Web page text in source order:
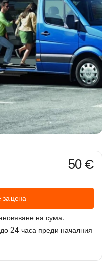
50 €
за цена
на сума.
24 часа преди началния